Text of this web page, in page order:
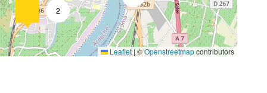
2
Leaflet | ©Openstreetmapcontributors